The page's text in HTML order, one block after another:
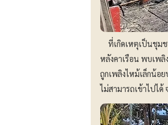
ที่เกิดเหตุเป็นชุมช
หลังคาเรือน พบเพลิ
ถูกเพลิงไหม้เล็กน้อ
ไม่สามารถเข้าไปไ